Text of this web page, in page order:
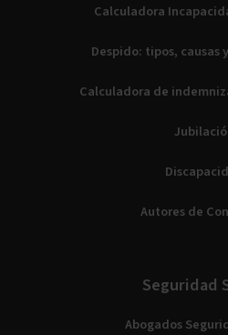
Calculadora
Despido: tipos, causas
Calculadora de
Autores de
Seguridad
Abogados